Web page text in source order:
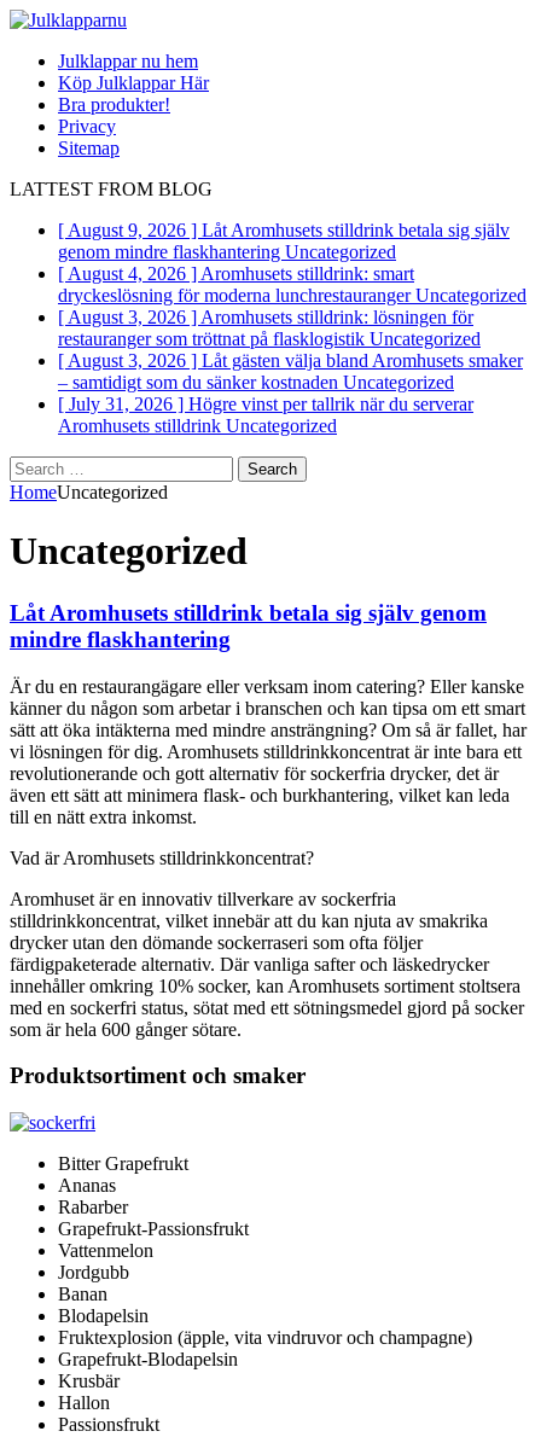
Julklappar nu hem
Köp Julklappar Här
Bra produkter!
Privacy
Sitemap
LATTEST FROM BLOG
[ August 9, 2026 ] Låt Aromhusets stilldrink betala sig själv
genom mindre flaskhantering Uncategorized
[ August 4, 2026 ] Aromhusets stilldrink: smart
dryckeslösning för moderna lunchrestaurangerUncategorized
[ August 3, 2026 ] Aromhusets stilldrink: lösningen för
restauranger som tröttnat på flasklogistik Uncategorized
[ August 3, 2026 ] Låt gästen välja bland Aromhusets smaker
– samtidigt som du sänker kostnaden Uncategorized
[ July 31, 2026 ] Högre vinst per tallrik när du serverar
Aromhusets stilldrink Uncategorized
Search
for:
HomeUncategorized
Uncategorized
Låt Aromhusets stilldrink betala sig själv genom
mindre flaskhantering
Är du en restaurangägare eller verksam inom catering? Eller kanske
känner du någon som arbetar i branschen och kan tipsa om ett smart
sätt att öka intäkterna med mindre ansträngning? Om så är fallet, har
vi lösningen för dig. Aromhusets stilldrinkkoncentrat är inte bara ett
revolutionerande och gott alternativ för sockerfria drycker, det är
även ett sätt att minimera flask- och burkhantering, vilket kan leda
till en nätt extra inkomst.
Vad är Aromhusets stilldrinkkoncentrat?
Aromhuset är en innovativ tillverkare av sockerfria
stilldrinkkoncentrat, vilket innebär att du kan njuta av smakrika
drycker utan den dömande sockerraseri som ofta följer
färdigpaketerade alternativ. Där vanliga safter och läskedrycker
innehåller omkring 10% socker, kan Aromhusets sortiment stoltsera
med en sockerfri status, sötat med ett sötningsmedel gjord på socker
som är hela 600 gånger sötare.
Produktsortiment och smaker
Bitter Grapefrukt
Ananas
Rabarber
Grapefrukt-Passionsfrukt
Vattenmelon
Jordgubb
Banan
Blodapelsin
Fruktexplosion (äpple, vita vindruvor och champagne)
Grapefrukt-Blodapelsin
Krusbär
Hallon
Passionsfrukt